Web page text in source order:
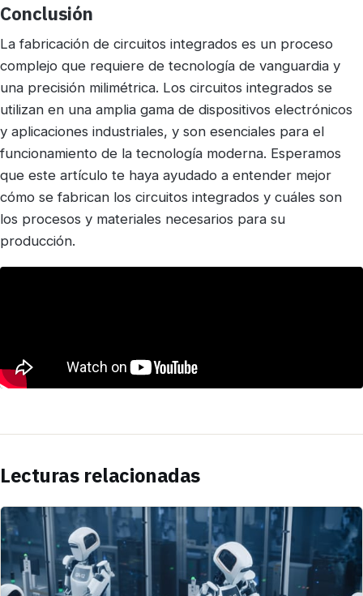
Conclusión
La fabricación de circuitos integrados es un proceso
complejo que requiere de tecnología de vanguardia y
una precisión milimétrica. Los circuitos integrados se
utilizan en una amplia gama de dispositivos electrónicos
y aplicaciones industriales, y son esenciales para el
funcionamiento de la tecnología moderna. Esperamos
que este artículo te haya ayudado a entender mejor
cómo se fabrican los circuitos integrados y cuáles son
los procesos y materiales necesarios para su
producción.
Lecturas relacionadas